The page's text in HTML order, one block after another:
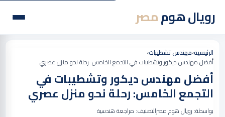
رويال هوممصر
الرئيسية›مهندس تشطيبات›
أفضل مهندس ديكور وتشطيبات في التجمع الخامس: رحلة نحو منزل عصري
أفضل مهندس ديكور وتشطيبات في
التجمع الخامس: رحلة نحو منزل عصري
بواسطة: رويال هوم مصرالتصنيف: مراجعة هندسية